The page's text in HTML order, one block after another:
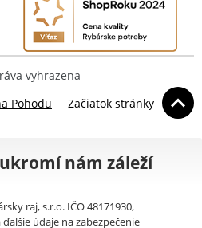
vyhrazena
Pohodu
Začiatok stránky
nám záleží
raj, s.r.o. IČO 48171930,
údaje na zabezpečenie